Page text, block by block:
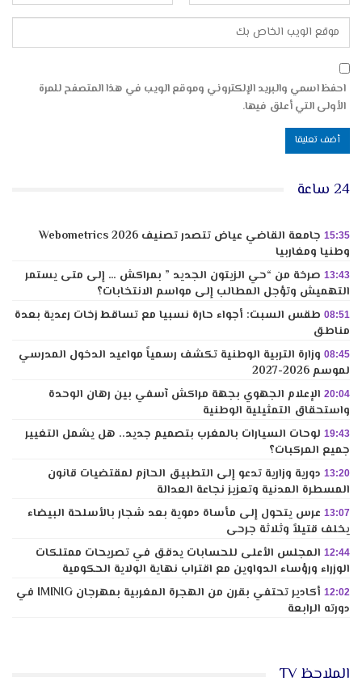
احفظ اسمي والبريد الإلكتروني وموقع الويب في هذا المتصفح للمرة
الأولى التي أعلق فيها.
24 ساعة
15:35
جامعة القاضي عياض تتصدر تصنيف Webometrics 2026
وطنيا ومغاربيا
13:43 صرخة من “حي الزيتون الجديد ” بمراكش … إلى متى يستمر
التهميش وتؤجل المطالب إلى مواسم الانتخابات؟
08:51 طقس السبت: أجواء حارة نسبيا مع تساقط زخات رعدية بعدة
مناطق
08:45 وزارة التربية الوطنية تكشف رسمياً مواعيد الدخول المدرسي
لموسم 2026-2027
20:04 الإعلام الجهوي بجهة مراكش آسفي بين رهان الوحدة
واستحقاق التمثيلية الوطنية
19:43 لوحات السيارات بالمغرب بتصميم جديد.. هل يشمل التغيير
جميع المركبات؟
13:20 دورية وزارية تدعو إلى التطبيق الحازم لمقتضيات قانون
المسطرة المدنية وتعزيز نجاعة العدالة
13:07 عرس يتحول إلى مأساة دموية بعد شجار بالأسلحة البيضاء
يخلف قتيلاً وثلاثة جرحى
12:44 المجلس الأعلى للحسابات يدقق في تصريحات ممتلكات
الوزراء ورؤساء الدواوين مع اقتراب نهاية الولاية الحكومية
12:02
أكادير تحتفي بقرن من الهجرة المغربية بمهرجان IMINIG في
دورته الرابعة
الملاحظ TV